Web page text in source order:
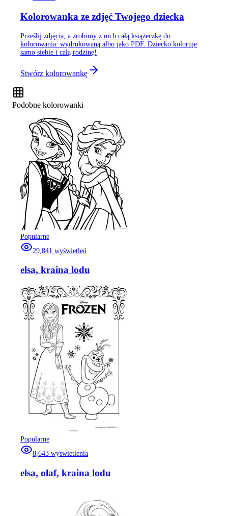
Kolorowanka ze zdjęć Twojego dziecka
Prześlij zdjęcia, a zrobimy z nich całą książeczkę do
kolorowania: wydrukowaną albo jako PDF. Dziecko koloruje
samo siebie i całą rodzinę!
Stwórz kolorowankę
Podobne kolorowanki
Popularne
29,841 wyświetleń
elsa, kraina lodu
Popularne
8,643 wyświetlenia
elsa, olaf, kraina lodu